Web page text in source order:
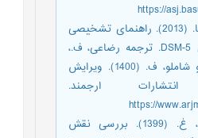
https://
انجمن روانپزشکی آمریکا. (2013). راهنمای تشخیصی
و آماری اختلالات روانی DSM-5. ترجمه رضاعی، ف.،
فخرایی، ع.، فرمند، آ.، و شاملو، ف. (1400). ویرایش
ارجمند.
https://
باقری، ن.، و البهشتی، غ. (1399). بررسی نقش